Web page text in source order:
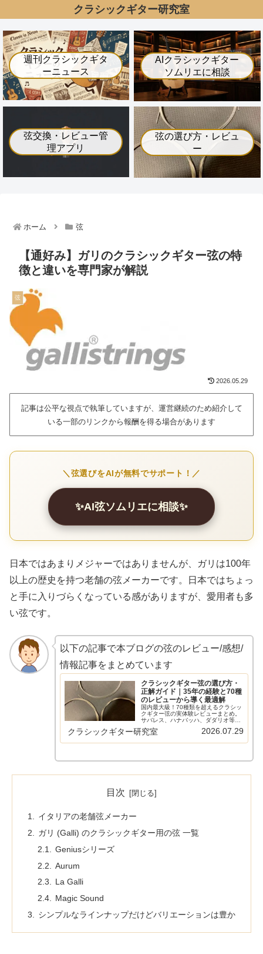
クラシックギター研究室
週刊クラシックギタ
ーニュース
AIクラシックギター
ソムリエに相談
弦交換・レビュー管
理アプリ
弦の選び方・レビュ
ー
ホーム 弦
【通好み】ガリのクラシックギター弦の特
徴と違いを専門家が解説
弦
2026.05.29
記事は公平な視点で執筆していますが、運営継続のため紹介して
いる一部のリンクから報酬を得る場合があります
＼弦選びをAIが無料でサポート！／
✨AI弦ソムリエに相談✨
日本ではあまりメジャーではありませんが、ガリは100年
以上の歴史を持つ老舗の弦メーカーです。日本ではちょっ
と手に入りづらくなっている感がありますが、愛用者も多
い弦です。
以下の記事で本ブログの弦のレビュー/感想/
情報記事をまとめています
クラシックギター弦の選び方・
正解ガイド｜35年の経験と70種
のレビューから導く最適解
国内最大級！70種類を超えるクラシッ
クギター弦の実体験レビューまとめ。
サバレス、ハナバッハ、ダダリオ等の
主要メーカーから希少なスペイン弦ま
で網羅。比較早見表やショートカット
クラシックギター研究室 2026.07.29
目次
イタリアの老舗弦メーカー
ガリ (Galli) のクラシックギター用の弦 一覧
Geniusシリーズ
Aurum
La Galli
Magic Sound
シンプルなラインナップだけどバリエーションは豊か